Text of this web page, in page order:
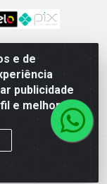
e de
publicidade
e melhorar a
LTDA -
- Oeiras/PI
50